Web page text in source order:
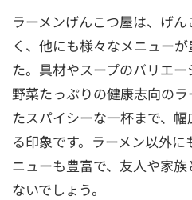
ラーメンげんこつ屋は、げ
く、他にも様々なメニュー
た。具材やスープのバリエー
野菜たっぷりの健康志向の
たスパイシーな一杯まで、
る印象です。ラーメン以外
ニューも豊富で、友人や家
ないでしょう。